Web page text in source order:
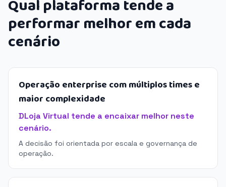
Qual plataforma tende a
performar melhor em cada
cenário
Operação enterprise com múltiplos times e
maior complexidade
DLoja Virtual tende a encaixar melhor neste
cenário.
A decisão foi orientada por escala e governança de
operação.